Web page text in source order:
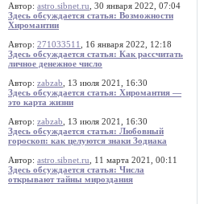
Автор: astro.sibnet.ru , 30 января 2022, 07:04
Здесь обсуждается статья: Возможности
Хиромантии
Автор: 271033511
, 16 января 2022, 12:18
Здесь обсуждается статья: Как рассчитать
личное денежное число
Автор: zabzab , 13 июля 2021, 16:30
Здесь обсуждается статья: Хиромантия —
это карта жизни
Автор: zabzab , 13 июля 2021, 16:30
Здесь обсуждается статья: Любовный
гороскоп: как целуются знаки Зодиака
Автор: astro.sibnet.ru , 11 марта 2021, 00:11
Здесь обсуждается статья: Числа
открывают тайны мироздания